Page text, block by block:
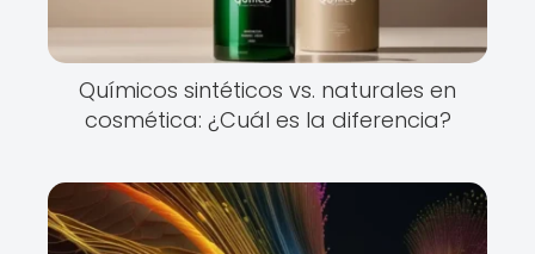
Químicos sintéticos vs. naturales en
cosmética: ¿Cuál es la diferencia?